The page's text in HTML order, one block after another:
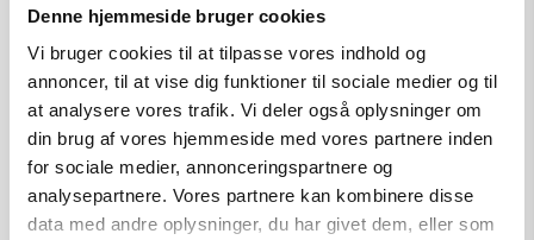
Denne hjemmeside bruger cookies
Vi bruger cookies til at tilpasse vores indhold og
annoncer, til at vise dig funktioner til sociale medier og til
at analysere vores trafik. Vi deler også oplysninger om
din brug af vores hjemmeside med vores partnere inden
for sociale medier, annonceringspartnere og
analysepartnere. Vores partnere kan kombinere disse
data med andre oplysninger, du har givet dem, eller som
Tilføj til kurv